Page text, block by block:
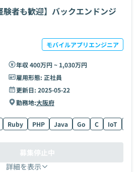
験者も歓迎】バックエンドンジ
モバイルアプリエンジニア
年収 400万円 ~ 1,030万円
雇用形態: 正社員
更新日: 2025-05-22
勤務地:大阪府
Ruby PHP Java Go C IoT
詳細を表示
募集停止中